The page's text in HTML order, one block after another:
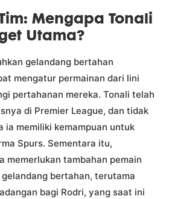
Mengapa Tonali
Utama?
gelandang bertahan
mengatur permainan dari lini
pertahanan mereka. Tonali telah
di Premier League, dan tidak
ia memiliki kemampuan untuk
Spurs. Sementara itu,
memerlukan tambahan pemain
bertahan, terutama
bagi Rodri, yang saat ini